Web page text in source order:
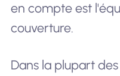
en compte est
couverture.
Dans la plupart